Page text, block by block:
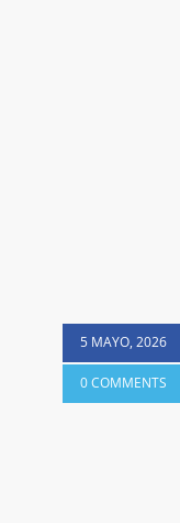
5 MAYO, 2026
0 COMMENTS